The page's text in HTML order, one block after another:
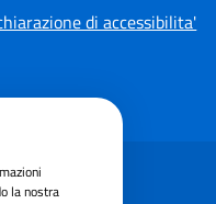
di accessibilita'
la nostra